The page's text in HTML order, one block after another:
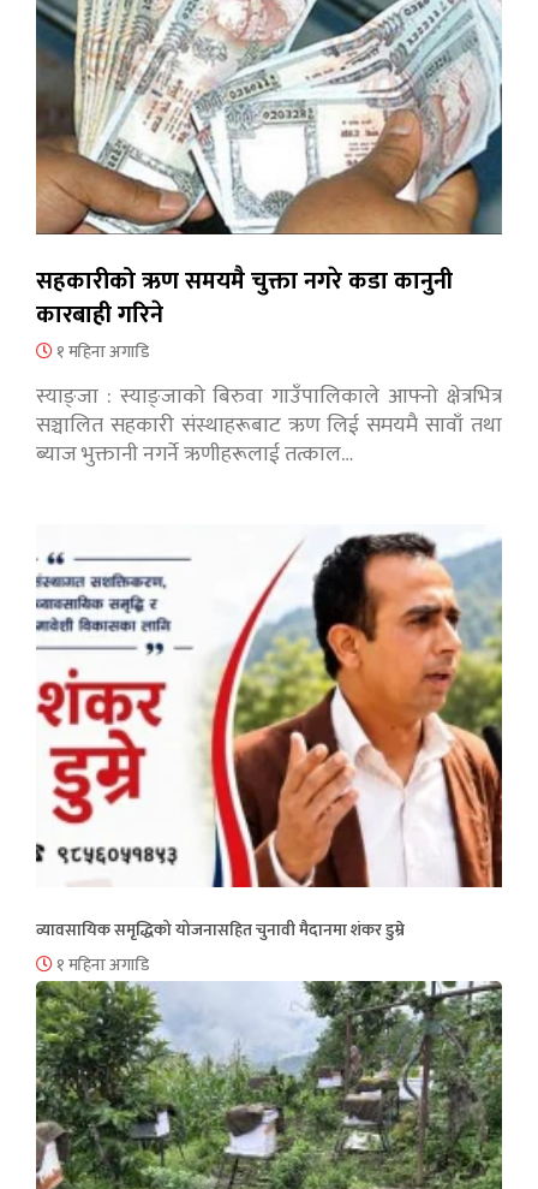
सहकारीको ऋण समयमै चुक्ता नगरे कडा कानुनी
कारबाही गरिने
१ महिना अगाडि
स्याङ्जा : स्याङ्जाको बिरुवा गाउँपालिकाले आफ्नो क्षेत्रभित्र
सञ्चालित सहकारी संस्थाहरूबाट ऋण लिई समयमै सावाँ तथा
ब्याज भुक्तानी नगर्ने ऋणीहरूलाई तत्काल…
व्यावसायिक समृद्धिको योजनासहित चुनावी मैदानमा शंकर डुम्रे
१ महिना अगाडि